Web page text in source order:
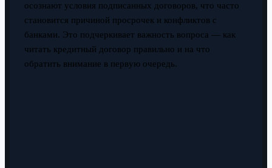
осознают условия подписанных договоров, что часто
становится причиной просрочек и конфликтов с
банками. Это подчеркивает важность вопроса — как
читать кредитный договор правильно и на что
обратить внимание в первую очередь.